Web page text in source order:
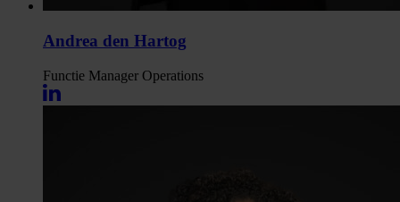
Andrea den Hartog
Functie Manager Operations